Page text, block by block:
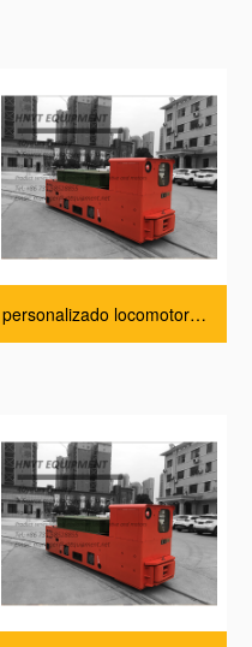
personalizado locomotora eléctrica parámetros técnicos